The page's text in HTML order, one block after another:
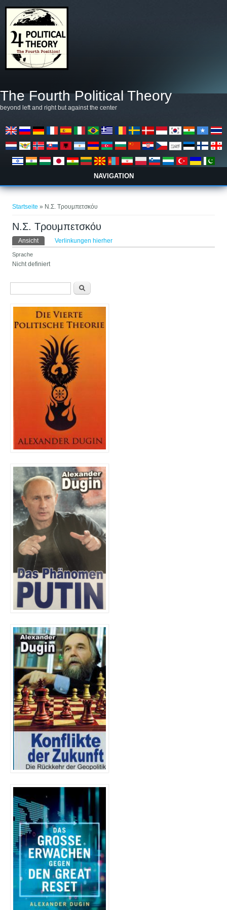
The Fourth Political Theory
beyond left and right but against the center
NAVIGATION
Startseite » Ν.Σ. Τρουμπετσκόυ
Ν.Σ. Τρουμπετσκόυ
Haupt-Reiter
Ansicht(aktiver Reiter)
Verlinkungen hierher
Sprache
Nicht definiert
Suchformular